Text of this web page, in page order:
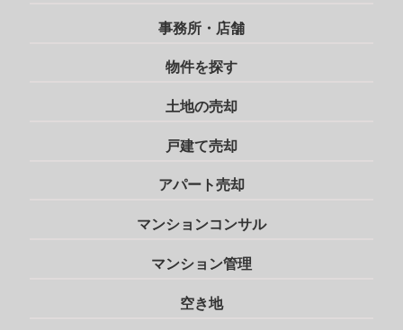
事務所・店舗
物件を探す
土地の売却
戸建て売却
アパート売却
マンションコンサル
マンション管理
空き地